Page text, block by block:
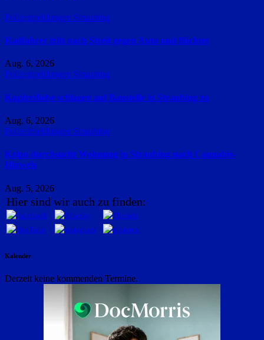
Polizeimeldungen Straubing
Radfahrer tritt nach Streit gegen Auto und flüchtet
Aug. 6, 2026
Polizeimeldungen Straubing
Kupferdiebe schlagen auf Baustelle in Straubing zu
Aug. 6, 2026
Polizeimeldungen Straubing
Kripo durchsucht Wohnung in Straubing nach Cannabis-
Hinweis
Aug. 5, 2026
Hier sind wir auch zu finden:
Kalender
Derzeit keine kommenden Termine.